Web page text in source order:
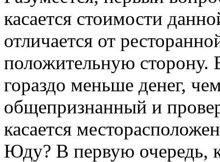
касается стоимости
отличается от
положительную сторону.
гораздо меньше денег,
общепризнанный и
касается
Юду? В первую очередь,